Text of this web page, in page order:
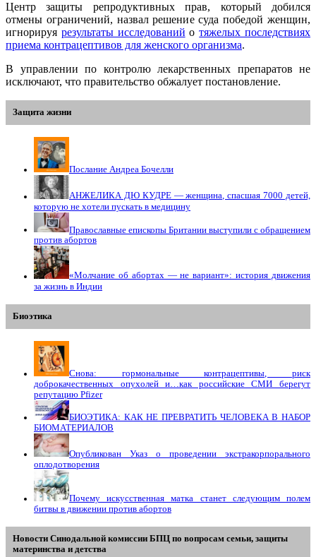
Центр защиты репродуктивных прав, который добился
отмены ограничений, назвал решение суда победой женщин,
игнорируя результаты исследований отяжелых последствиях
приема контрацептивов для женского организма.
В управлении по контролю лекарственных препаратов не
исключают, что правительство обжалует постановление.
Защита жизни
Послание Андреа Бочелли
АНЖЕЛИКА ДЮ КУДРЕ — женщина, спасшая 7000 детей,
которую не хотели пускать в медицину
Православные епископы Британии выступили с обращением
против абортов
«Молчание об абортах — не вариант»: история движения
за жизнь в Индии
Биоэтика
Снова: гормональные контрацептивы, риск
доброкачественных опухолей и…как российские СМИ берегут
репутацию Pfizer
БИОЭТИКА: КАК НЕ ПРЕВРАТИТЬ ЧЕЛОВЕКА В НАБОР
БИОМАТЕРИАЛОВ
Опубликован Указ о проведении экстракорпорального
оплодотворения
Почему искусственная матка станет следующим полем
битвы в движении против абортов
Новости Синодальной комиссии БПЦ по вопросам семьи, защиты
материнства и детства